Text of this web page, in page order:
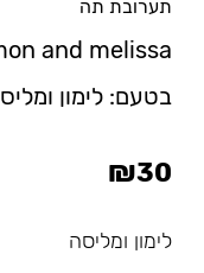
תערובת תה
and melissa
בטעם: לימון
₪30
לימון ומליסה